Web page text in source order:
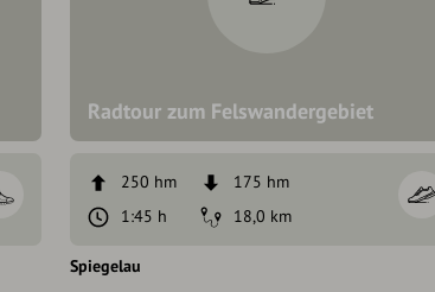
Radtour zum Felswandergebiet
250 hm
175 hm
1:45 h
18,0 km
Spiegelau